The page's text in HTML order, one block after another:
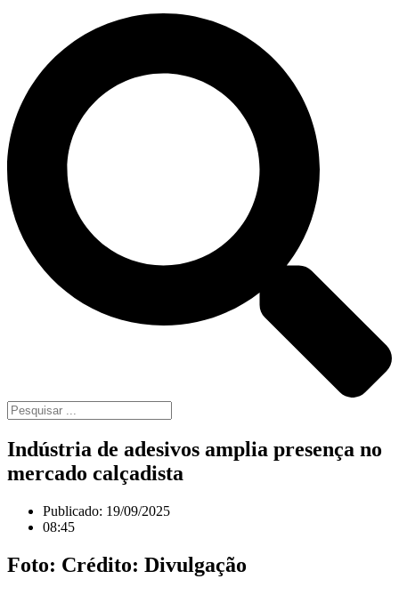
Indústria de adesivos amplia presença no
mercado calçadista
Publicado: 19/09/2025
08:45
Foto: Crédito: Divulgação